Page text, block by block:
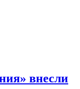
внесли